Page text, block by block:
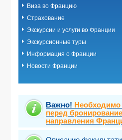
Виза во Францию
Страхование
Экскурсии и услуги во Франции
Экскурсионные туры
Информация о Франции
Новости Франции
Важно! Необходимо
перед
направления